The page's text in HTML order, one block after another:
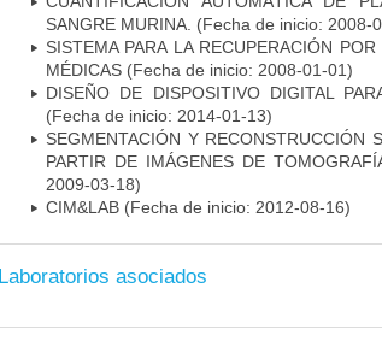
SANGRE MURINA. (Fecha de inicio: 2008-
SISTEMA PARA LA RECUPERACIÓN
MÉDICAS (Fecha de inicio: 2008-01-01)
DISEÑO DE DISPOSITIVO DIGITAL
(Fecha de inicio: 2014-01-13)
SEGMENTACIÓN Y RECONSTRUCCIÓN
PARTIR DE IMÁGENES DE
2009-03-18)
CIM&LAB (Fecha de inicio: 2012-08-16)
Laboratorios asociados